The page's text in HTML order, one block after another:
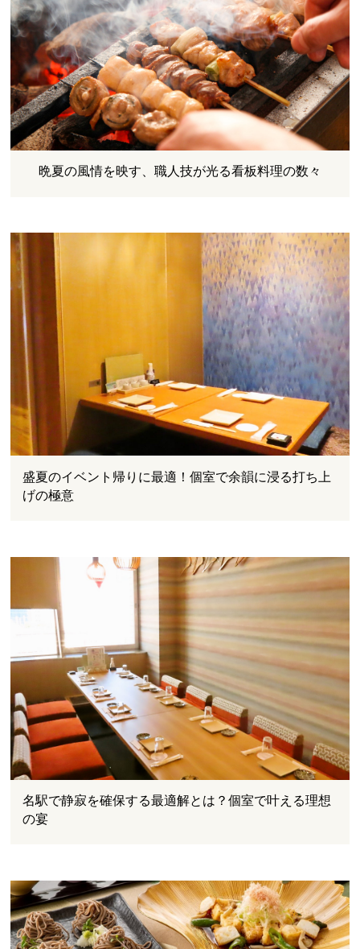
晩夏の風情を映す、職人技が光る看板料理の数々
盛夏のイベント帰りに最適！個室で余韻に浸る打ち上
げの極意
名駅で静寂を確保する最適解とは？個室で叶える理想
の宴